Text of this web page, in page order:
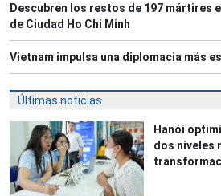
Descubren los restos de 197 mártires
de Ciudad Ho Chi Minh
Vietnam impulsa una diplomacia más
Últimas noticias
Hanói
dos niveles